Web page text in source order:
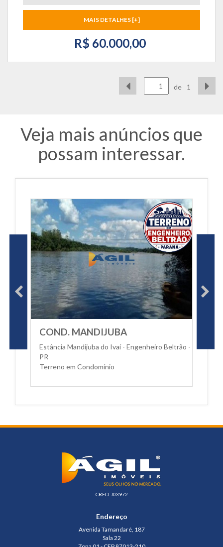
MAIS DETALHES [+]
R$ 60.000,00
de 1
Veja mais anúncios que
possam interessar.
COND. MANDIJUBA
Estância Mandijuba do Ivaí - Engenheiro Beltrão -
PR
Terreno em Condomínio
CRECI J03972
Endereço
Avenida Tamandaré, 187
Sala 22